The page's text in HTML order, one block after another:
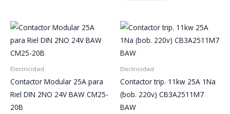
Electricidad
Contactor Modular 25A para
Riel DIN 2NO 24V BAW CM25-
20B
Electricidad
Contactor trip. 11kw 25A 1Na
(bob. 220v) CB3A2511M7
BAW